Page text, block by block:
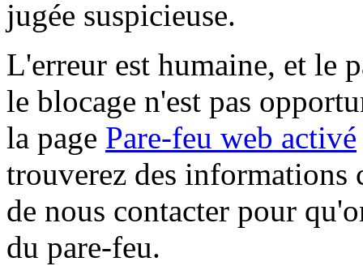
jugée suspicieuse.
L'erreur est humaine, et le
le blocage n'est pas
la page Pare-feu web activé
trouverez des informations
de nous contacter pour
du pare-feu.